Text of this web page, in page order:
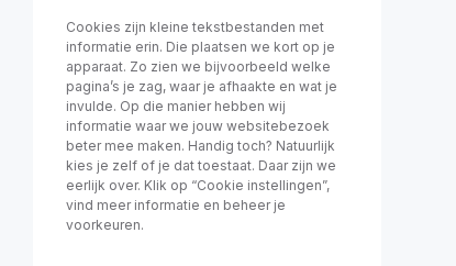
Cookies zijn kleine tekstbestanden met
informatie erin. Die plaatsen we kort op je
apparaat. Zo zien we bijvoorbeeld welke
pagina’s je zag, waar je afhaakte en wat je
invulde. Op die manier hebben wij
informatie waar we jouw websitebezoek
beter mee maken. Handig toch? Natuurlijk
kies je zelf of je dat toestaat. Daar zijn we
eerlijk over. Klik op “Cookie instellingen”,
vind meer informatie en beheer je
voorkeuren.